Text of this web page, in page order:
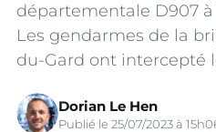
départementale D907 à
Les gendarmes de la
du-Gard ont intercepté
Dorian Le Hen
Publié le 25/07/2023 à